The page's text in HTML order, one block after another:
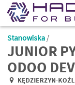
Stanowiska /
JUNIOR
ODOO
KĘDZIERZYN-